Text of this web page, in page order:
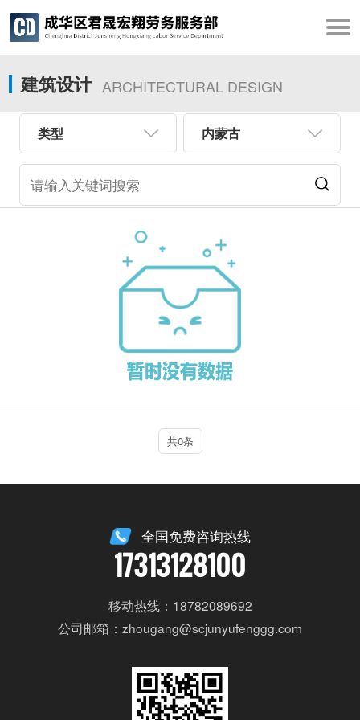
建筑设计 ARCHITECTURAL DESIGN
类型 内蒙古
共0条
全国免费咨询热线
17313128100
移动热线：18782089692
公司邮箱：zhougang@scjunyufenggg.com